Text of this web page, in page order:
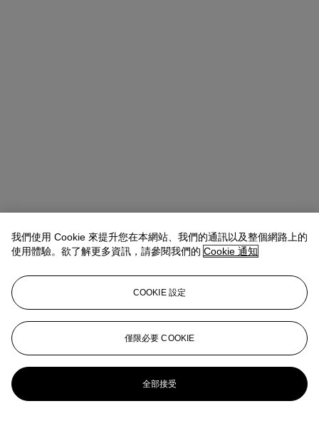
我們使用 Cookie 來提升您在本網站、我們的通訊以及整個網路上的
使用體驗。欲了解更多資訊，請參閱我們的 Cookie 通知
COOKIE 設定
僅限必要 COOKIE
全部接受